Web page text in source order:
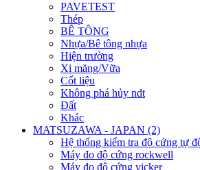
PAVETEST
Thép
BÊ TÔNG
Nhựa/Bê tông nhựa
Hiện trường
Xi măng/Vữa
Cốt liệu
Không phá hủy ndt
Đất
Khác
MATSUZAWA - JAPAN (2)
Hệ thống kiểm tra độ cứng tự
Máy đo độ cứng rockwell
Máy đo độ cứng vicker